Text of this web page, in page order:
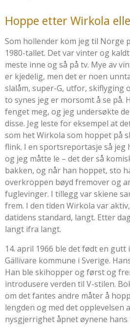
Hoppe etter Wirkola
Som hollender kom jeg til Norge
1980-tallet. Det var vinter og
meste inne og så på tv. Mye av
er kjedelig, men det er noen
slalåm, super-G, utfor, skiflyging
to synes jeg er morsomt å se på.
fenget meg, og jeg undersøkte
disse. Jeg leste for eksempel at
som het Wirkola som hoppet på
flink. I en sportsreportasje så jeg
og jeg måtte le – det der så
bakken, og når han hoppet, sto
overkroppen bøyd fremover og
fuglevinger. I tillegg var skiene
frem. I den tiden Wirkola var
datidens standard, langt. Etter
langt ifra langt.
14. april 1966 ble det født en gutt
Gällivare kommune i Sverige.
Han ble skihopper og først og
introdusere verden til V-stilen.
om det fantes andre måter å
lengden og med det opplevelsen
nysgjerrighet åpnet øynene